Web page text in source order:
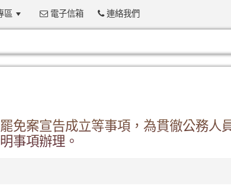
區 電子信箱 連絡我們
免案宣告成立等事項，為貫徹公務人
事項辦理。